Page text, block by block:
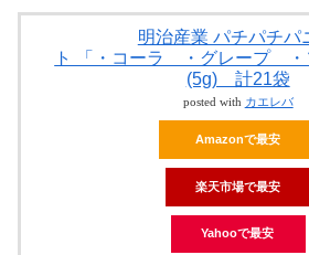
明治産業 パチパチパ
ト 「・コーラ ・グレープ ・
(5g) 計21袋
posted with カエレバ
Amazonで最安
楽天市場で最安
Yahooで最安